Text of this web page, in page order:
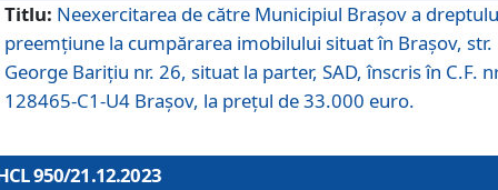
Titlu: Neexercitarea de către Municipiul Brașov a
preemțiune la cumpărarea imobilului situat în Brașov, str.
George Barițiu nr. 26, situat la parter, SAD, înscris în C.F.
128465-C1-U4 Brașov, la prețul de 33.000 euro.
950/21.12.2023